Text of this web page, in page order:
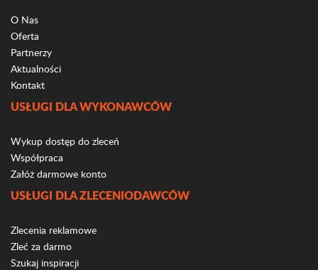
O Nas
Oferta
Partnerzy
Aktualności
Kontakt
USŁUGI DLA WYKONAWCÓW
Wykup dostęp do zleceń
Współpraca
Załóż darmowe konto
USŁUGI DLA ZLECENIODAWCÓW
Zlecenia reklamowe
Zleć za darmo
Szukaj inspiracji